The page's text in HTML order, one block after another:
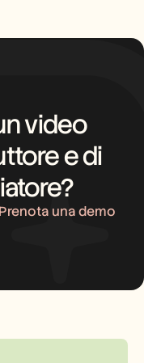
video
e di
Prenota una demo